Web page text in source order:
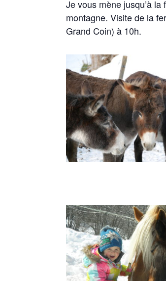
Je vous mène jusqu’à
montagne. Visite de la
Grand Coin) à 10h.